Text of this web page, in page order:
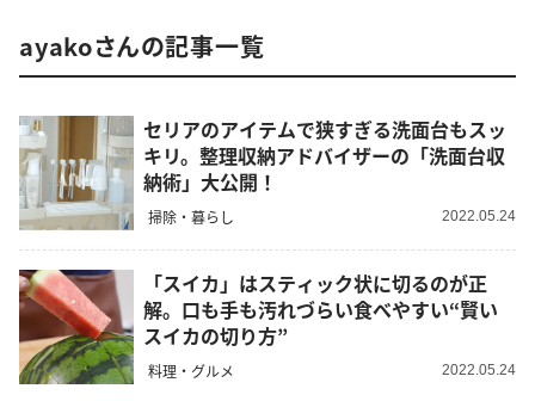
ayakoさんの記事一覧
セリアのアイテムで狭すぎる洗面台もスッ
キリ。整理収納アドバイザーの「洗面台収
納術」大公開！
掃除・暮らし 2022.05.24
「スイカ」はスティック状に切るのが正
解。口も手も汚れづらい食べやすい“賢い
スイカの切り方”
料理・グルメ 2022.05.24